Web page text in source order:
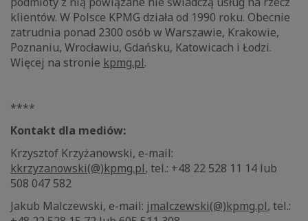
klientów. W Polsce KPMG działa od 1990 roku. Obecnie
zatrudnia ponad 2300 osób w Warszawie, Krakowie,
Poznaniu, Wrocławiu, Gdańsku, Katowicach i Łodzi.
Więcej na stronie kpmg.pl.
****
Kontakt dla mediów:
Krzysztof Krzyżanowski, e-mail:
kkrzyzanowski(@)kpmg.pl, tel.: +48 22 528 11 14 lub
508 047 582
Jakub Malczewski, e-mail: jmalczewski(@)kpmg.pl, tel.: